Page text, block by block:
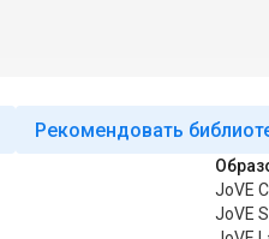
Рекомендовать
JoVE
JoVE